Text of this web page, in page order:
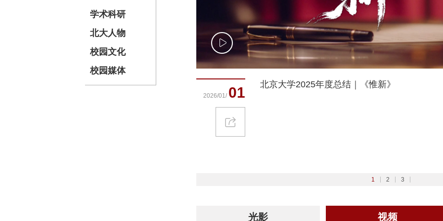
学术科研
北大人物
校园文化
校园媒体
2026/01/ 01 北京大学2025年度总结｜《惟新》
2023/01/ 20
2022/11/ 23 胡壮麟：语言学教育家
1 2 3
光影 视频